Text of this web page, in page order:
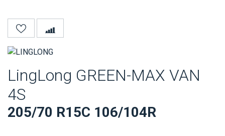
LingLong GREEN-MAX VAN
4S
205/70 R15C 106/104R